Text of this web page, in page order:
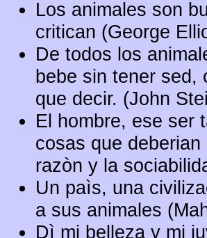
Los animales son
critican (George
De todos los
bebe sin tener sed,
que decir. (John
El hombre, ese ser
cosas que
razòn y la
Un paìs, una
a sus animales
Dì mi belleza y mi